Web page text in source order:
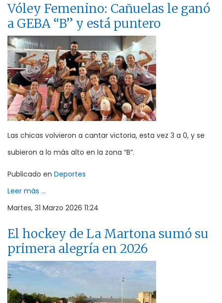
Vóley Femenino: Cañuelas le ganó
a GEBA “B” y está puntero
Las chicas volvieron a cantar victoria, esta vez 3 a 0, y se
subieron a lo más alto en la zona “B”.
Publicado en Deportes
Leer más ...
Martes, 31 Marzo 2026 11:24
El hockey de La Martona sumó su
primera alegría en 2026